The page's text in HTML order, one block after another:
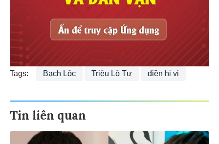
Tags: Bạch Lộc Triệu Lộ Tư điền hi vi
Tin liên quan